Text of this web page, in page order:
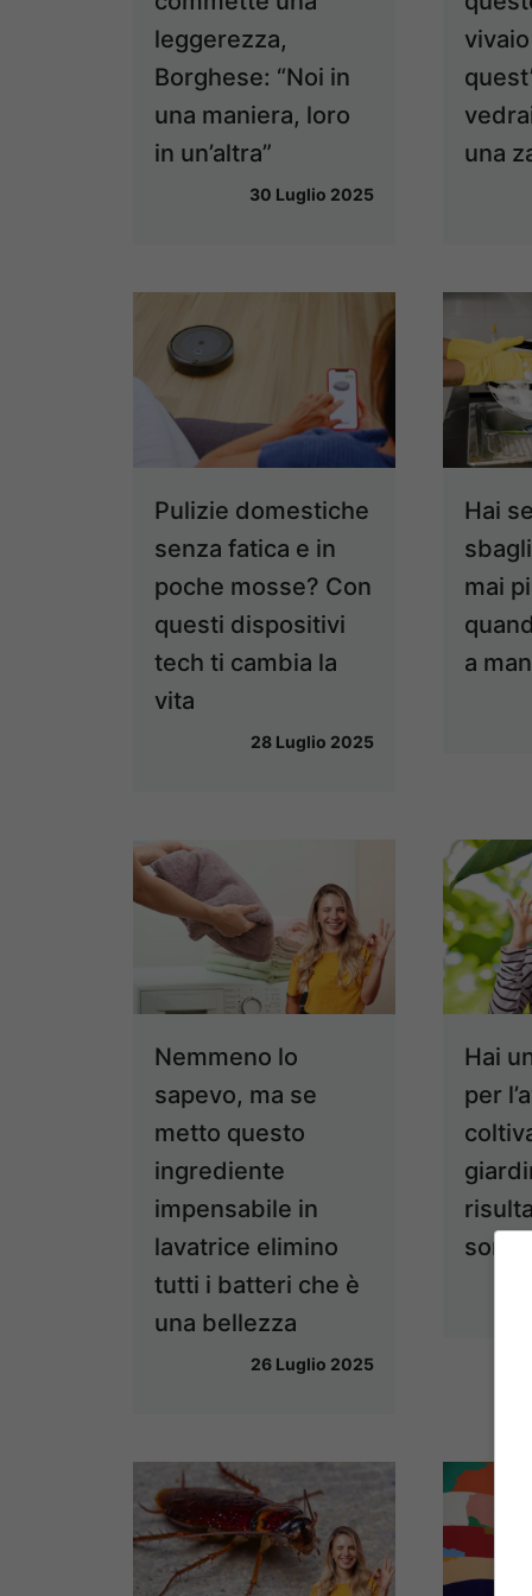
leggerezza,
Borghese: “Noi in
una maniera, loro
in un’altra”
30 Luglio 2025
una
Pulizie domestiche
senza fatica e in
poche mosse? Con
questi dispositivi
tech ti cambia la
vita
28 Luglio 2025
Hai
mai
a
Nemmeno lo
sapevo, ma se
metto questo
ingrediente
impensabile in
lavatrice elimino
tutti i batteri che è
una bellezza
26 Luglio 2025
Hai
per